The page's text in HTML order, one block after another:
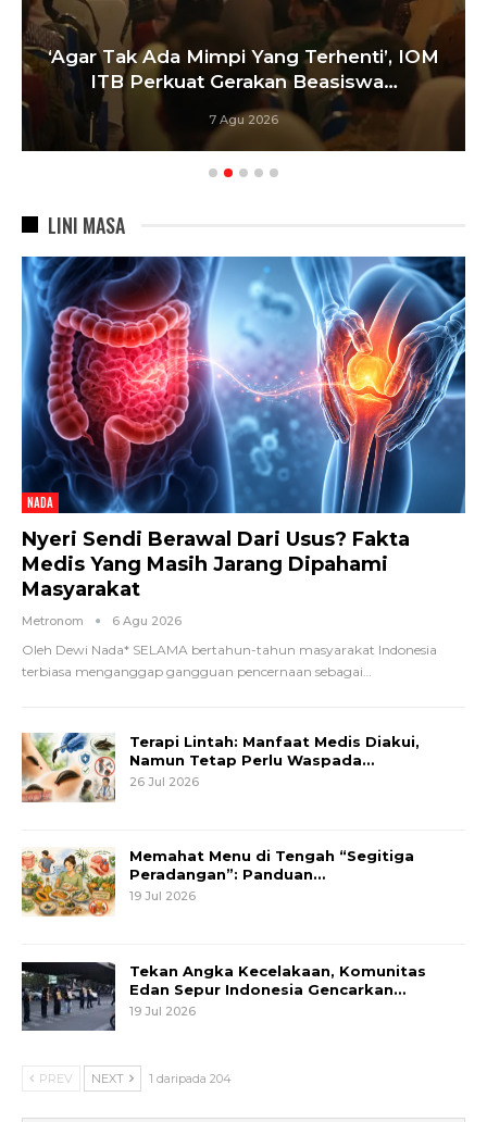
‘Agar Tak Ada Mimpi Yang Terhenti’, IOM
ITB Perkuat Gerakan Beasiswa…
7 Agu 2026
LINI MASA
NADA
Nyeri Sendi Berawal Dari Usus? Fakta
Medis Yang Masih Jarang Dipahami
Masyarakat
Metronom 6 Agu 2026
Oleh Dewi Nada* SELAMA bertahun-tahun masyarakat Indonesia
terbiasa menganggap gangguan pencernaan sebagai…
Terapi Lintah: Manfaat Medis Diakui,
Namun Tetap Perlu Waspada…
26 Jul 2026
Memahat Menu di Tengah “Segitiga
Peradangan”: Panduan…
19 Jul 2026
Tekan Angka Kecelakaan, Komunitas
Edan Sepur Indonesia Gencarkan…
19 Jul 2026
PREV NEXT 1 daripada 204